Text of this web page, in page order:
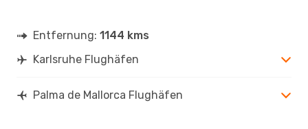
Entfernung: 1144 kms
Karlsruhe Flughäfen
Palma de Mallorca Flughäfen